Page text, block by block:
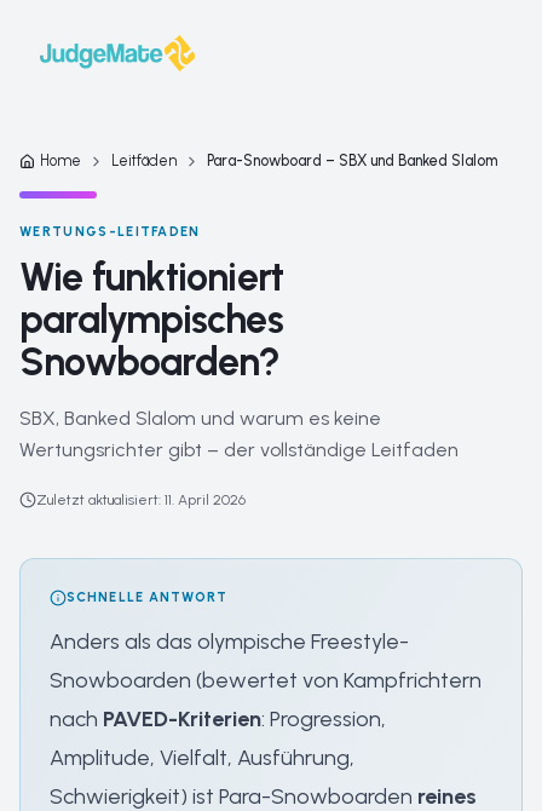
Home Leitfäden Para-Snowboard – SBX und Banked Slalom
WERTUNGS-LEITFADEN
Wie funktioniert
paralympisches
Snowboarden?
SBX, Banked Slalom und warum es keine
Wertungsrichter gibt – der vollständige Leitfaden
Zuletzt aktualisiert: 11. April 2026
SCHNELLE ANTWORT
Anders als das olympische Freestyle-
Snowboarden (bewertet von Kampfrichtern
nach PAVED-Kriterien: Progression,
Amplitude, Vielfalt, Ausführung,
Schwierigkeit) ist Para-Snowboarden reines